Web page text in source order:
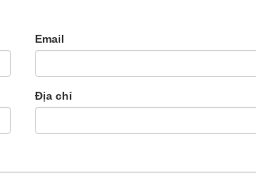
Email
Địa chỉ